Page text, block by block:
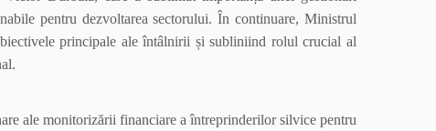
pentru dezvoltarea sectorului. În continuare, Ministrul
principale ale întâlnirii și subliniind rolul crucial al
ale monitorizării financiare a întreprinderilor silvice pentru